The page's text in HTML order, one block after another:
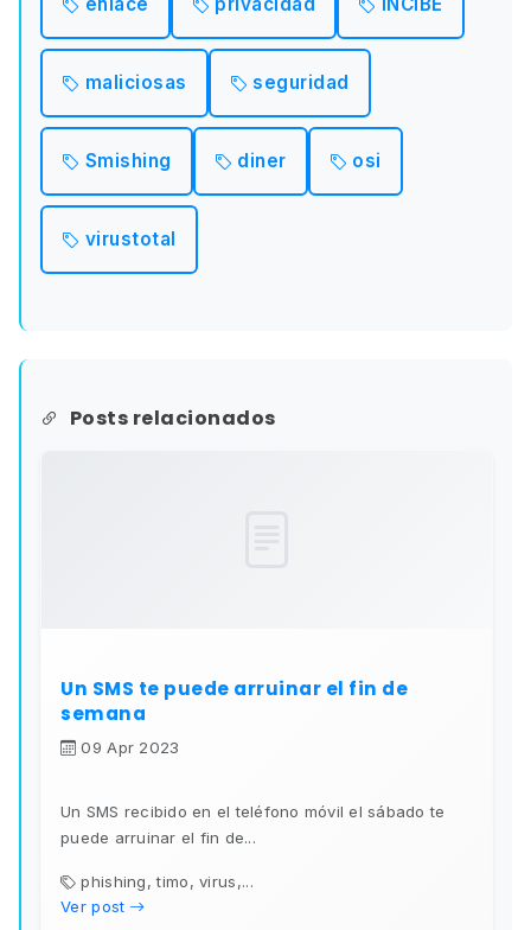
maliciosas seguridad
Smishing diner osi
virustotal
Posts relacionados
Un SMS te puede arruinar el fin de
semana
09 Apr 2023
Un SMS recibido en el teléfono móvil el sábado te
puede arruinar el fin de...
phishing, timo, virus,...
Ver post